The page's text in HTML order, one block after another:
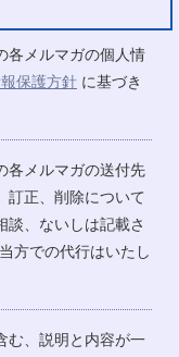
各メルマガの個人情
保護方針 に基づき
各メルマガの送付先
訂正、削除について
談、ないしは記載さ
方での代行はいたし
む、説明と内容が一